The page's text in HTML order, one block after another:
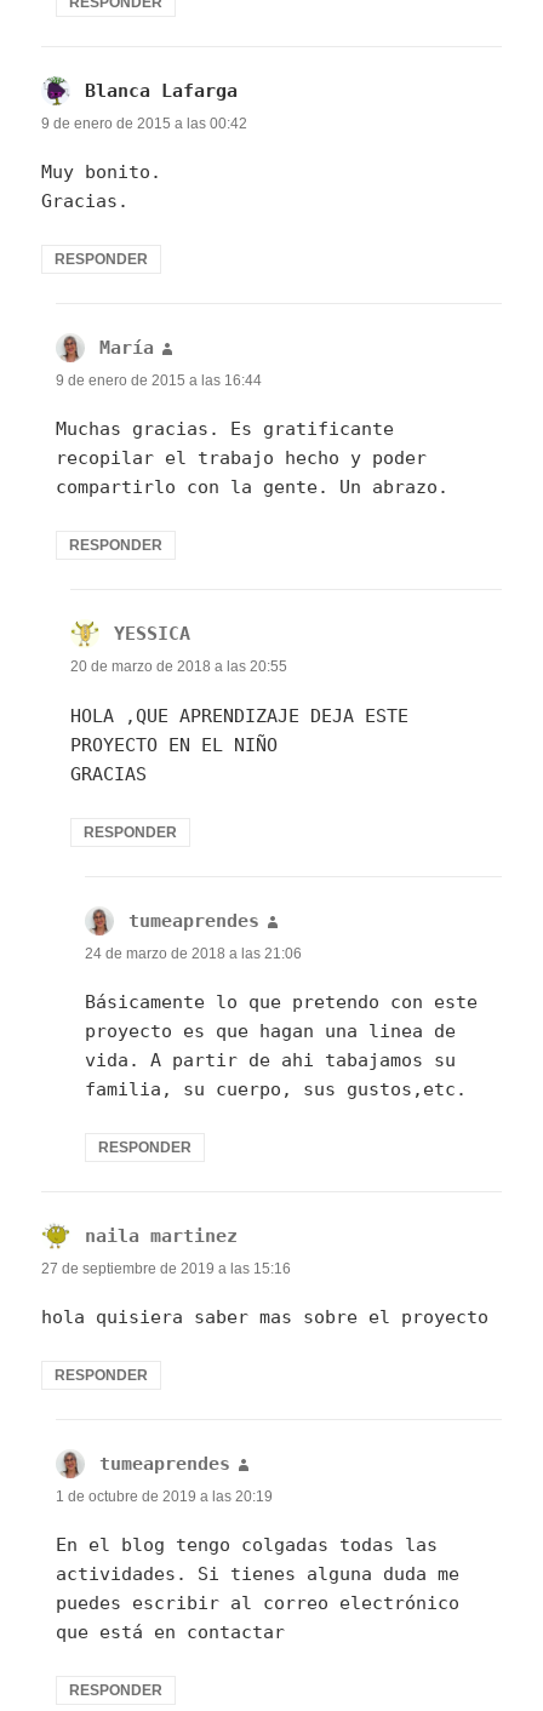
Blanca Lafarga
9 de enero de 2015 a las 00:42
Muy bonito.
Gracias.
RESPONDER
María
9 de enero de 2015 a las 16:44
Muchas gracias. Es gratificante
recopilar el trabajo hecho y poder
compartirlo con la gente. Un abrazo.
RESPONDER
YESSICA
20 de marzo de 2018 a las 20:55
HOLA ,QUE APRENDIZAJE DEJA ESTE
PROYECTO EN EL NIÑO
GRACIAS
RESPONDER
tumeaprendes
24 de marzo de 2018 a las 21:06
Básicamente lo que pretendo con este
proyecto es que hagan una linea de
vida. A partir de ahi tabajamos su
familia, su cuerpo, sus gustos,etc.
RESPONDER
naila martinez
27 de septiembre de 2019 a las 15:16
hola quisiera saber mas sobre el proyecto
RESPONDER
tumeaprendes
1 de octubre de 2019 a las 20:19
En el blog tengo colgadas todas las
actividades. Si tienes alguna duda me
puedes escribir al correo electrónico
que está en contactar
RESPONDER